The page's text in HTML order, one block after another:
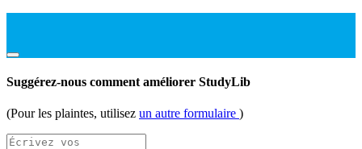
Suggérez-nous comment améliorer StudyLib
(Pour les plaintes, utilisez un autre formulaire )